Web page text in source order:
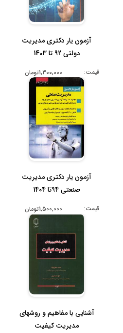
آزمون یار دکتری مدیریت
دولتی 92 تا 1403
قیمت: 1,300,000تومان
آزمون یار دکتری مدیریت
صنعتی 94تا 1404
قیمت: 1,500,000تومان
آشنایی با مفاهیم و روشهای
مدیریت کیفیت